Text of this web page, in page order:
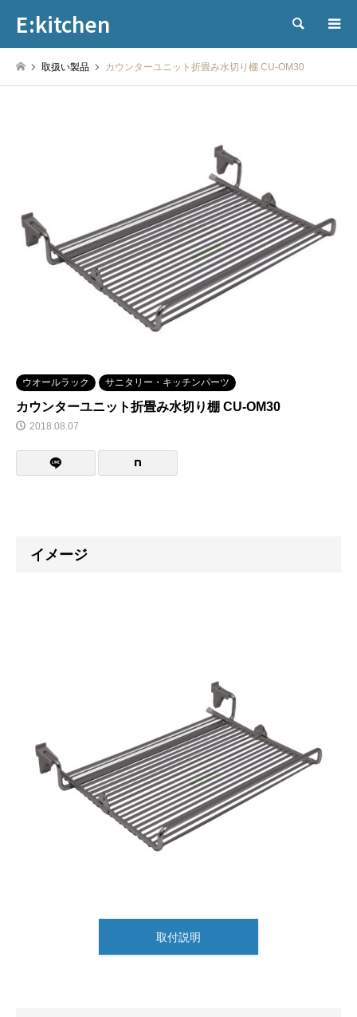
E:kitchen 検索
取扱い製品 カウンターユニット折畳み水切り棚 CU-OM30
ウオールラック サニタリー・キッチンパーツ
カウンターユニット折畳み水切り棚 CU-OM30
2018.08.07
イメージ
取付説明